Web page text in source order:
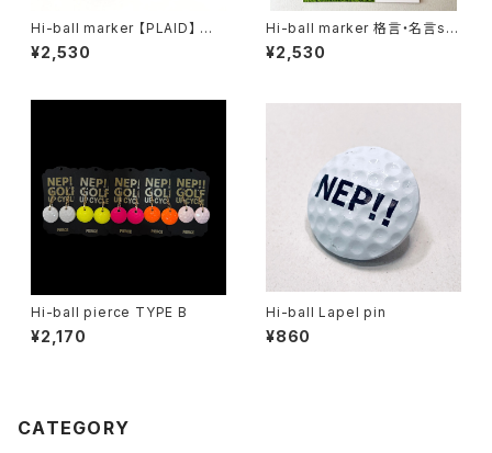
Hi-ball marker 【PLAID】 全6
種
¥2,530
Hi-ball marker 格言・名言se
r. 全8種
¥2,530
Hi-ball pierce TYPE B
¥2,170
Hi-ball Lapel pin
¥860
CATEGORY